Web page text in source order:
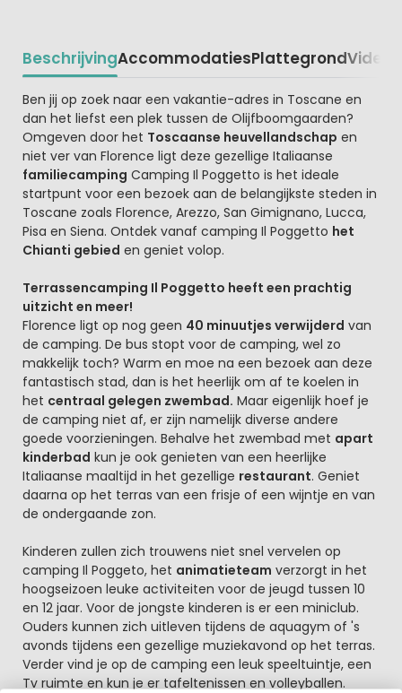
BeschrijvingAccommodatiesPlattegrondVideo
Beschrijving
Ben jij op zoek naar een vakantie-adres in Toscane en
dan het liefst een plek tussen de Olijfboomgaarden?
Omgeven door het Toscaanse heuvellandschap en
niet ver van Florence ligt deze gezellige Italiaanse
familiecamping Camping Il Poggetto is het ideale
startpunt voor een bezoek aan de belangijkste steden in
Toscane zoals Florence, Arezzo, San Gimignano, Lucca,
Pisa en Siena. Ontdek vanaf camping Il Poggetto het
Chianti gebied en geniet volop.
Terrassencamping Il Poggetto heeft een prachtig
uitzicht en meer!
Florence ligt op nog geen 40 minuutjes verwijderd van
de camping. De bus stopt voor de camping, wel zo
makkelijk toch? Warm en moe na een bezoek aan deze
fantastisch stad, dan is het heerlijk om af te koelen in
het centraal gelegen zwembad. Maar eigenlijk hoef je
de camping niet af, er zijn namelijk diverse andere
goede voorzieningen. Behalve het zwembad met apart
kinderbad kun je ook genieten van een heerlijke
Italiaanse maaltijd in het gezellige restaurant. Geniet
daarna op het terras van een frisje of een wijntje en van
de ondergaande zon.
Kinderen zullen zich trouwens niet snel vervelen op
camping Il Poggeto, het animatieteam verzorgt in het
hoogseizoen leuke activiteiten voor de jeugd tussen 10
en 12 jaar. Voor de jongste kinderen is er een miniclub.
Ouders kunnen zich uitleven tijdens de aquagym of 's
avonds tijdens een gezellige muziekavond op het terras.
Verder vind je op de camping een leuk speeltuintje, een
Tv ruimte en kun je er tafeltenissen en volleyballen.